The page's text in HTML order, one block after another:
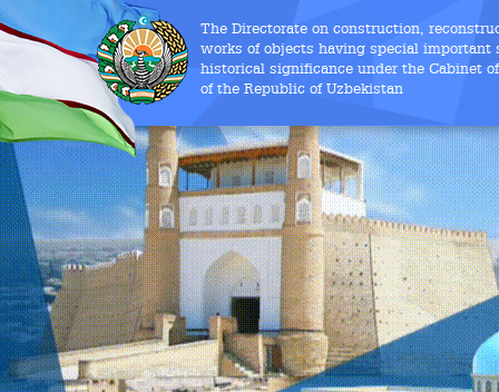
The Directorate on construction,
works of objects having special important
historical significance under the Cabinet
of the Republic of Uzbekistan